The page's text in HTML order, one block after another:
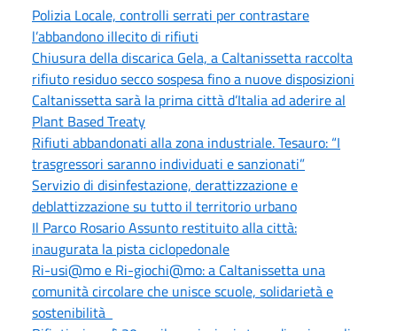
Polizia Locale, controlli serrati per contrastare
l’abbandono illecito di rifiuti
Chiusura della discarica Gela, a Caltanissetta raccolta
rifiuto residuo secco sospesa fino a nuove disposizioni
Caltanissetta sarà la prima città d’Italia ad aderire al
Plant Based Treaty
Rifiuti abbandonati alla zona industriale. Tesauro: “I
trasgressori saranno individuati e sanzionati”
Servizio di disinfestazione, derattizzazione e
deblattizzazione su tutto il territorio urbano
Il Parco Rosario Assunto restituito alla città:
inaugurata la pista ciclopedonale
Ri-usi@mo e Ri-giochi@mo: a Caltanissetta una
comunità circolare che unisce scuole, solidarietà e
sostenibilità